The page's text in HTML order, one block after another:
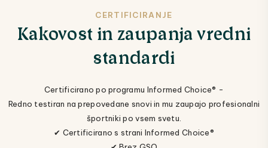
CERTIFICIRANJE
Kakovost in zaupanja vredni
standardi
Certificirano po programu Informed Choice® -
Redno testiran na prepovedane snovi in mu zaupajo profesionalni
športniki po vsem svetu.
✔ Certificirano s strani Informed Choice®